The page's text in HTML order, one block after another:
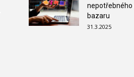
nepotřebného
bazaru
31.3.2025